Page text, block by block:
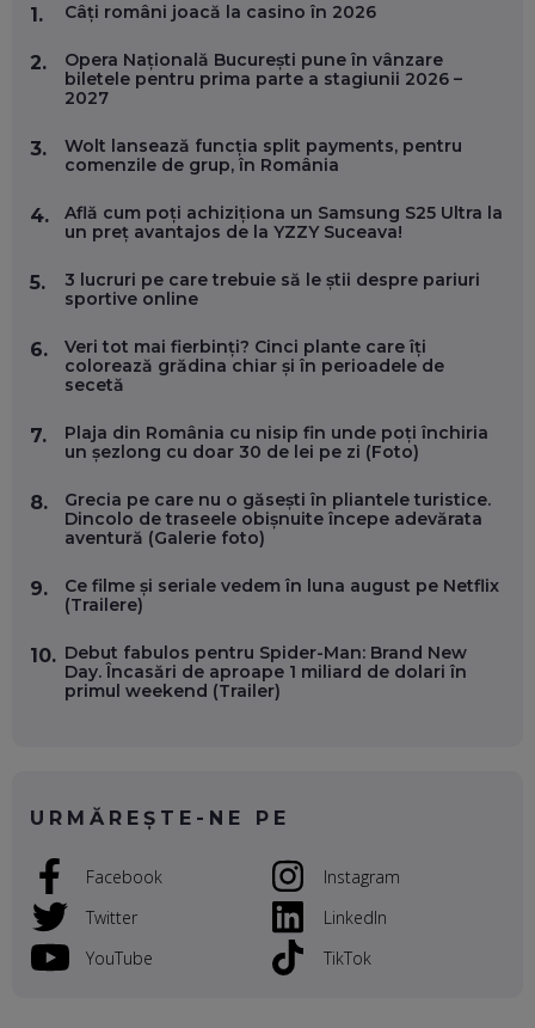
FOLOSEȘTI TEHNOLOGIA CA SĂ FII MAI BUN LA JOB. ȘI CUM
EP. 58
FOLOSEȘTI TEHNOLOGIA CA SĂ ÎȚI DESCHIZI DRUMUL
CĂTRE ARTĂ, LA NIVEL GLOBAL
ANDREI AVĂDANEI, BIT SENTINEL: CUM ÎȚI PROTEJEZI
CARIERĂ DE „HACKER CU PERMIS”
EP. 56
DOINA VÎLCEANU, CONTENTSPEED: VREI SUCCES ONLINE?
ÎNVAȚĂ AEO ȘI GEO!
WASHINGTON, OCHELARI INTELIGENȚI ȘI FERME
VERTICALE FĂRĂ PĂMÂNT
EP. 54
VALENTIN VANCEA, CEO AL PATRIA BANK: AUTOMATIZĂM
INSTITUȚIILE STATULUI?
EP. 53
DERULO, STEVEN BARTLETT ȘI ALȚI PESTE 60 DE
EP. 51
RADU MOȚOC, TECHSOUP: O TREIME DINTRE
PARTICIPANȚII LA DEZBATERILE DE PE REȚELE SOCIALE
1. Câți români joacă la casino în 2026
2.
Opera Națională București pune în vânzare
biletele pentru prima parte a stagiunii 2026 –
2027
3.
Wolt lansează funcția split payments, pentru
comenzile de grup, în România
4.
Află cum poți achiziționa un Samsung S25 Ultra la
un preț avantajos de la YZZY Suceava!
5.
3 lucruri pe care trebuie să le știi despre pariuri
sportive online
6.
Veri tot mai fierbinți? Cinci plante care îți
colorează grădina chiar și în perioadele de
secetă
7.
Plaja din România cu nisip fin unde poți închiria
un șezlong cu doar 30 de lei pe zi (Foto)
8.
Grecia pe care nu o găsești în pliantele turistice.
Dincolo de traseele obișnuite începe adevărata
aventură (Galerie foto)
9.
Ce filme și seriale vedem în luna august pe Netflix
(Trailere)
10. Debut fabulos pentru Spider-Man: Brand New
Day. Încasări de aproape 1 miliard de dolari în
primul weekend (Trailer)
URMĂREȘTE-NE PE
Facebook
Twitter
YouTube
Instagram
LinkedIn
TikTok